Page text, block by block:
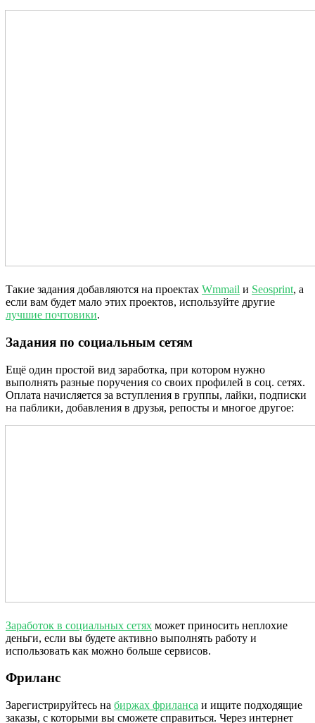
Такие задания добавляются на проектах Wmmail и Seosprint, а
если вам будет мало этих проектов, используйте другие
лучшие почтовики.
Задания по социальным сетям
Ещё один простой вид заработка, при котором нужно
выполнять разные поручения со своих профилей в соц. сетях.
Оплата начисляется за вступления в группы, лайки, подписки
на паблики, добавления в друзья, репосты и многое другое:
Заработок в социальных сетях может приносить неплохие
деньги, если вы будете активно выполнять работу и
использовать как можно больше сервисов.
Фриланс
Зарегистрируйтесь на биржах фриланса и ищите подходящие
заказы, с которыми вы сможете справиться. Через интернет